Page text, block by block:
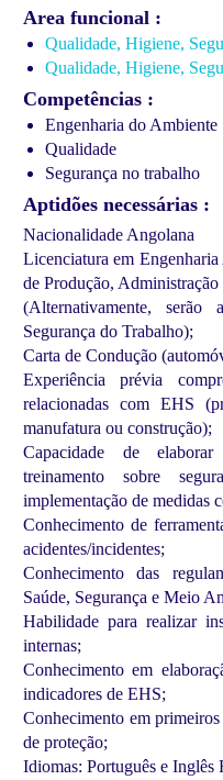
Area funcional
Qualidade, Higiene,
Qualidade, Higiene,
Competências
Engenharia do Ambiente
Qualidade
Segurança no trabalho
Aptidões necessárias
Nacionalidade Angolana
Licenciatura em
de Produção, Administração
(Alternativamente, serão
Segurança do Trabalho);
Carta de Condução
Experiência prévia
relacionadas com EHS
manufatura ou construção);
Capacidade de
treinamento sobre
implementação de medidas
Conhecimento de
acidentes/incidentes;
Conhecimento das
Saúde, Segurança e Meio
Habilidade para realizar
internas;
Conhecimento em
indicadores de EHS;
Conhecimento em
de proteção;
Idiomas: Português e Inglês